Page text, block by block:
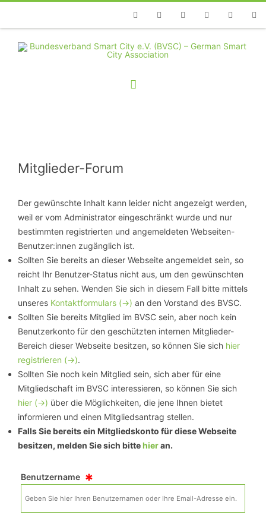
TelefonFacebookTwitterYoutubeInstagramLinkedin
Mitglieder-Forum
Der gewünschte Inhalt kann leider nicht angezeigt werden,
weil er vom Administrator eingeschränkt wurde und nur
bestimmten registrierten und angemeldeten Webseiten-
Benutzer:innen zugänglich ist.
Sollten Sie bereits an dieser Webseite angemeldet sein, so
reicht Ihr Benutzer-Status nicht aus, um den gewünschten
Inhalt zu sehen. Wenden Sie sich in diesem Fall bitte mittels
unseres Kontaktformulars (->) an den Vorstand des BVSC.
Sollten Sie bereits Mitglied im BVSC sein, aber noch kein
Benutzerkonto für den geschützten internen Mitglieder-
Bereich dieser Webseite besitzen, so können Sie sich hier
registrieren (->).
Sollten Sie noch kein Mitglied sein, sich aber für eine
Mitgliedschaft im BVSC interessieren, so können Sie sich
hier (->) über die Möglichkeiten, die jene Ihnen bietet
informieren und einen Mitgliedsantrag stellen.
Falls Sie bereits ein Mitgliedskonto für diese Webseite
besitzen, melden Sie sich bittehieran.
Benutzername*